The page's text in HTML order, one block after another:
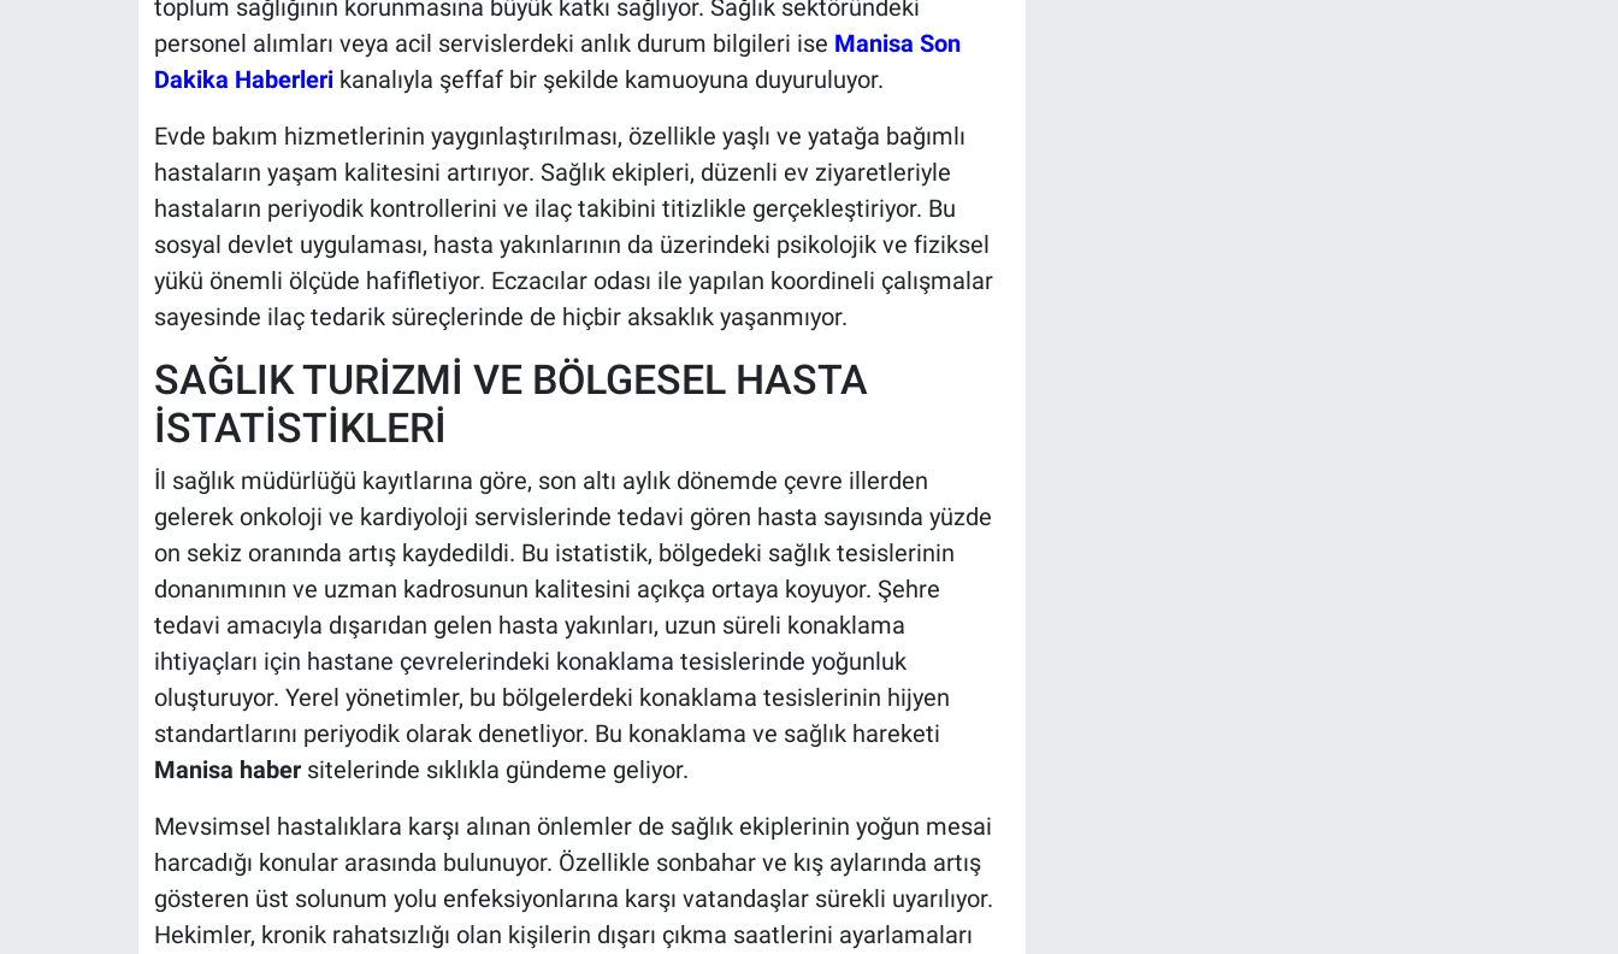
toplum sağlığının korunmasına büyük katkı sağlıyor. Sağlık sektöründeki
personel alımları veya acil servislerdeki anlık durum bilgileri ise Manisa Son
Dakika Haberlerikanalıyla şeffaf bir şekilde kamuoyuna duyuruluyor.
Evde bakım hizmetlerinin yaygınlaştırılması, özellikle yaşlı ve yatağa bağımlı
hastaların yaşam kalitesini artırıyor. Sağlık ekipleri, düzenli ev ziyaretleriyle
hastaların periyodik kontrollerini ve ilaç takibini titizlikle gerçekleştiriyor. Bu
sosyal devlet uygulaması, hasta yakınlarının da üzerindeki psikolojik ve fiziksel
yükü önemli ölçüde hafifletiyor. Eczacılar odası ile yapılan koordineli çalışmalar
sayesinde ilaç tedarik süreçlerinde de hiçbir aksaklık yaşanmıyor.
SAĞLIK TURİZMİ VE BÖLGESEL HASTA
İSTATİSTİKLERİ
İl sağlık müdürlüğü kayıtlarına göre, son altı aylık dönemde çevre illerden
gelerek onkoloji ve kardiyoloji servislerinde tedavi gören hasta sayısında yüzde
on sekiz oranında artış kaydedildi. Bu istatistik, bölgedeki sağlık tesislerinin
donanımının ve uzman kadrosunun kalitesini açıkça ortaya koyuyor. Şehre
tedavi amacıyla dışarıdan gelen hasta yakınları, uzun süreli konaklama
ihtiyaçları için hastane çevrelerindeki konaklama tesislerinde yoğunluk
oluşturuyor. Yerel yönetimler, bu bölgelerdeki konaklama tesislerinin hijyen
standartlarını periyodik olarak denetliyor. Bu konaklama ve sağlık hareketi
Manisa habersitelerinde sıklıkla gündeme geliyor.
Mevsimsel hastalıklara karşı alınan önlemler de sağlık ekiplerinin yoğun mesai
harcadığı konular arasında bulunuyor. Özellikle sonbahar ve kış aylarında artış
gösteren üst solunum yolu enfeksiyonlarına karşı vatandaşlar sürekli uyarılıyor.
Hekimler, kronik rahatsızlığı olan kişilerin dışarı çıkma saatlerini ayarlamaları